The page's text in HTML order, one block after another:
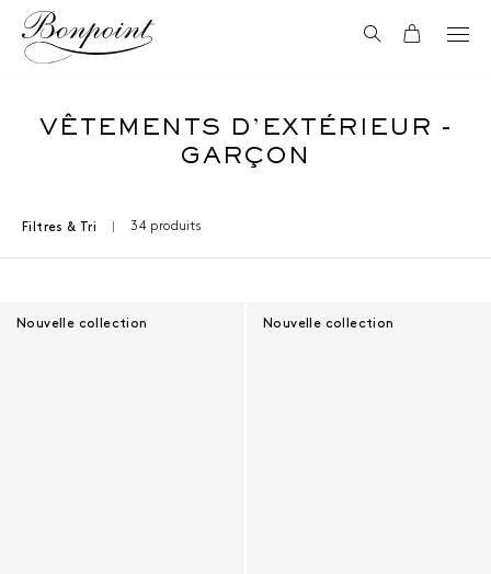
Aller directement au contenu
Recherche
Panier
VÊTEMENTS D'EXTÉRIEUR -
GARÇON
Filtres & Tri 34 produits
Nouvelle collection Nouvelle collection